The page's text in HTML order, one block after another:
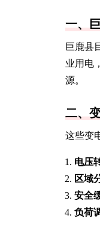
一、
巨鹿县
业用电
源。
二、
这些变
电压
区域
安全
负荷